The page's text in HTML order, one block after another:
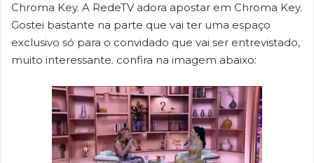
Chroma Key. A RedeTV adora apostar em Chroma Key.
Gostei bastante na parte que vai ter uma espaço
exclusivo só para o convidado que vai ser entrevistado,
muito interessante. confira na imagem abaixo: